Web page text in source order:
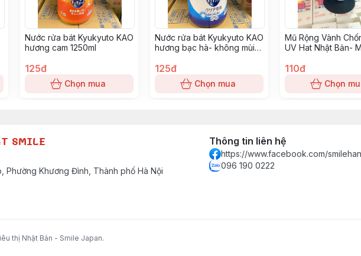
Nước rửa bát Kyukyuto KAO
hương cam 1250ml
125đ
Chọn mua
Nước rửa bát Kyukyuto KAO
hương bạc hà- không mùi
125đ
Chọn mua
Mũ Rộng Vành
UV Hat Nhật Bản-
110đ
Chọn
SMILE
Phường Khương Đình, Thành phố Hà Nội
Thông tin liên hệ
https://www.facebook.com/
096 190 0222
thị Nhật Bản - Smile Japan.